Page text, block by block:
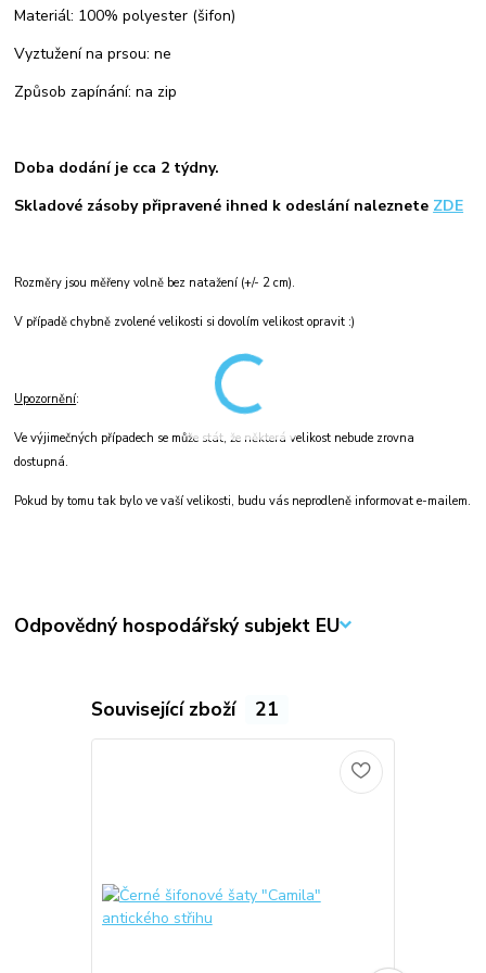
Materiál: 100% polyester (šifon)
Vyztužení na prsou: ne
Způsob zapínání: na zip
Doba dodání je cca 2 týdny.
Skladové zásoby připravené ihned k odeslání naleznete ZDE
Rozměry jsou měřeny volně bez natažení (+/- 2 cm).
V případě chybně zvolené velikosti si dovolím velikost opravit :)
Upozornění:
Ve výjimečných případech se může stát, že některá velikost nebude zrovna
dostupná.
Pokud by tomu tak bylo ve vaší velikosti, budu vás neprodleně informovat e-mailem.
Odpovědný hospodářský subjekt EU
Související zboží 21